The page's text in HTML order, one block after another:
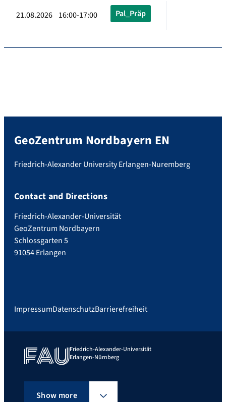
21.08.2026 16:00-17:00 Pal_Präp
GeoZentrum Nordbayern EN
Friedrich-Alexander University Erlangen-Nuremberg
Contact and Directions
Friedrich-Alexander-Universität
GeoZentrum Nordbayern
Schlossgarten 5
91054 Erlangen
ImpressumDatenschutzBarrierefreiheit
Friedrich-Alexander-Universität
Erlangen-Nürnberg
Show more